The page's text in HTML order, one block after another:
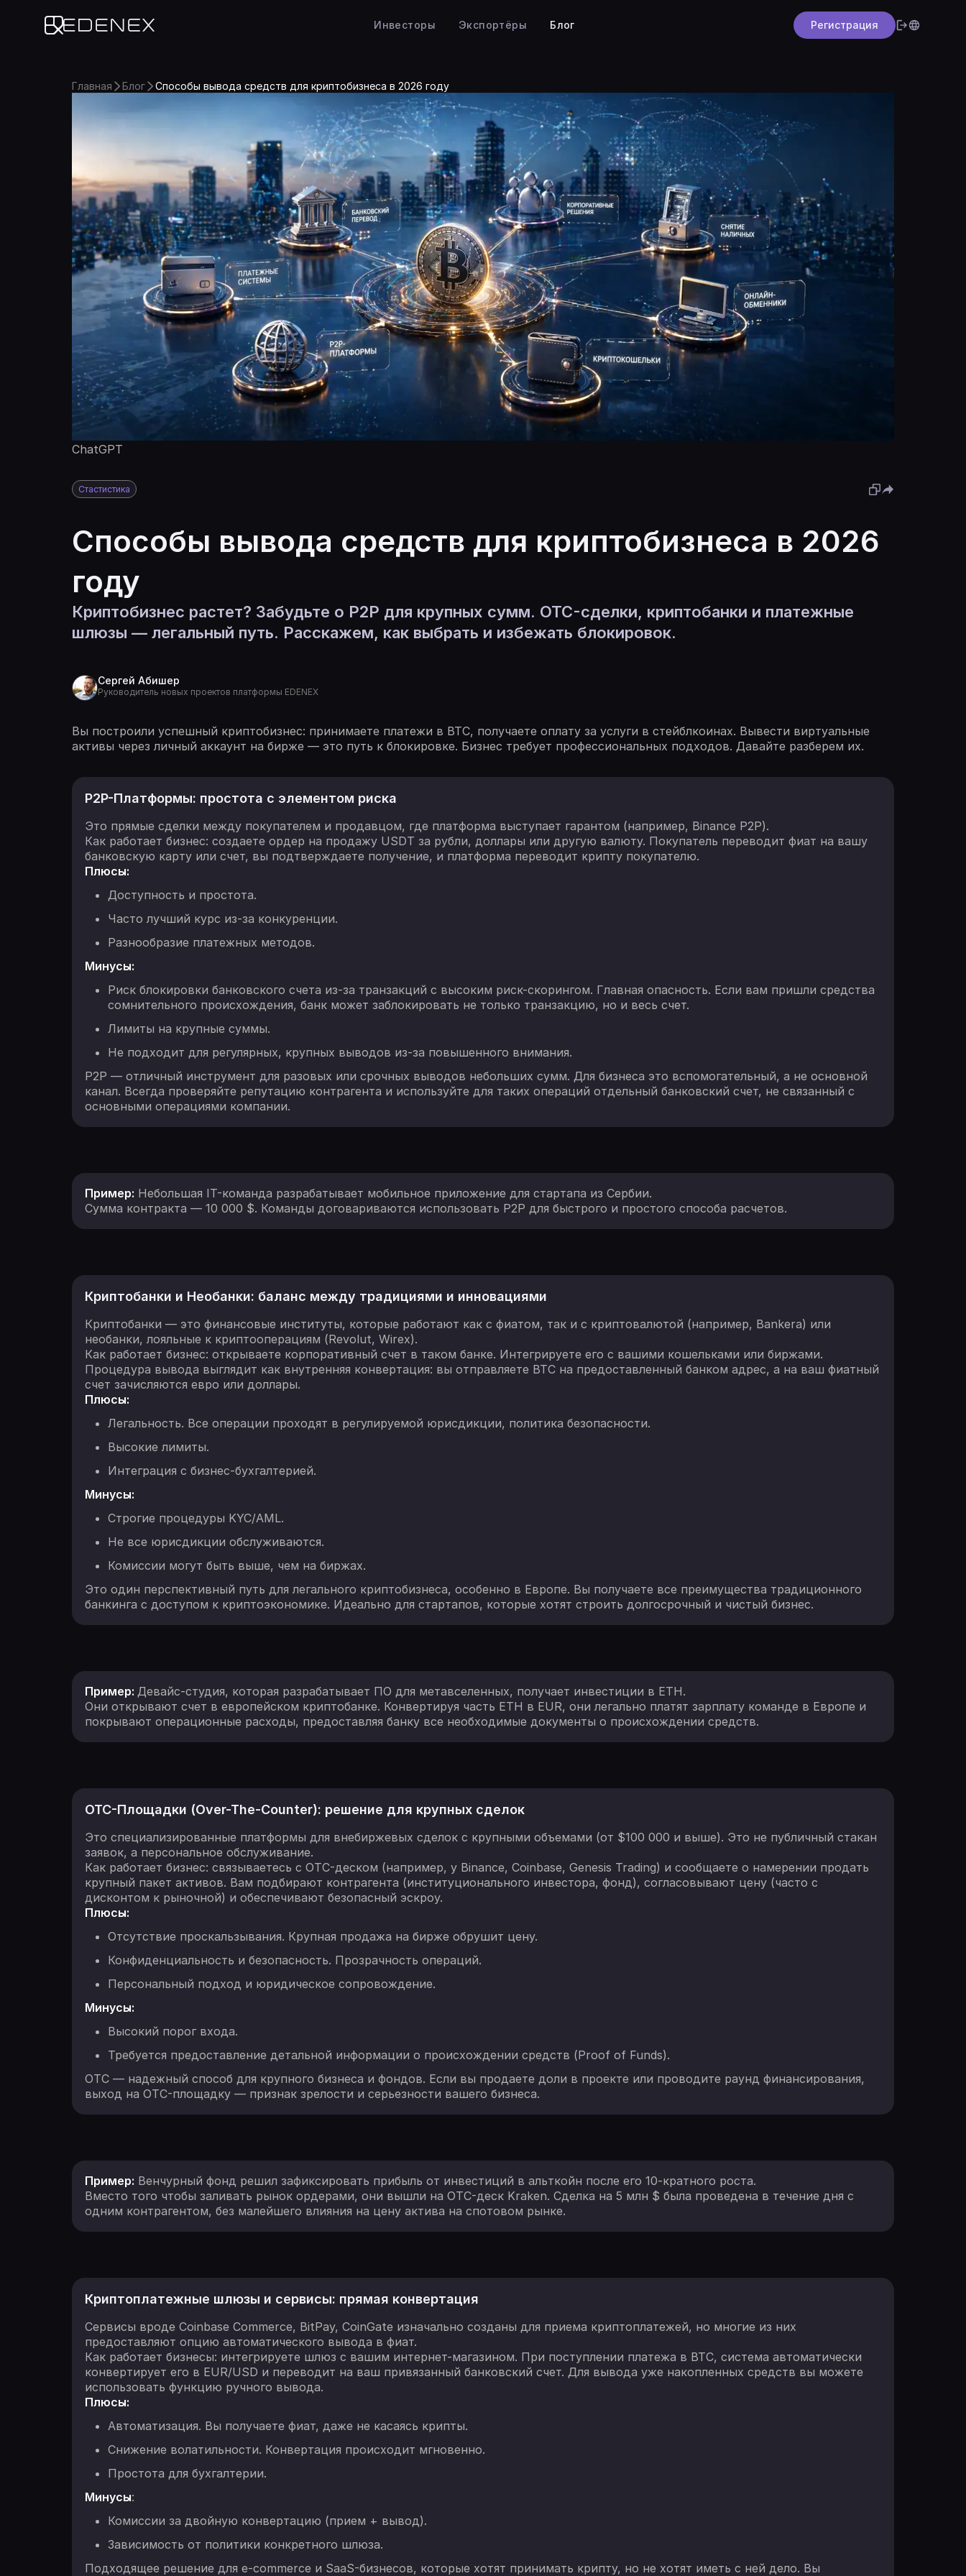
Edenex Инвесторы Экспортёры Блог Регистрация
Главная Блог Способы вывода средств для криптобизнеса в 2026 году
ChatGPT
Стастистика
Способы вывода средств для криптобизнеса в 2026
году
Криптобизнес растет? Забудьте о P2P для крупных сумм. OTC-сделки, криптобанки и платежные
шлюзы — легальный путь. Расскажем, как выбрать и избежать блокировок.
Сергей Абишер
Руководитель новых проектов платформы EDENEX
Вы построили успешный криптобизнес: принимаете платежи в BTC, получаете оплату за услуги в стейблкоинах. Вывести виртуальные
активы через личный аккаунт на бирже — это путь к блокировке. Бизнес требует профессиональных подходов. Давайте разберем их.
P2P-Платформы: простота с элементом риска
Это прямые сделки между покупателем и продавцом, где платформа выступает гарантом (например, Binance P2P).
Как работает бизнес: создаете ордер на продажу USDT за рубли, доллары или другую валюту. Покупатель переводит фиат на вашу
банковскую карту или счет, вы подтверждаете получение, и платформа переводит крипту покупателю.
Плюсы:
Доступность и простота.
Часто лучший курс из-за конкуренции.
Разнообразие платежных методов.
Минусы:
Риск блокировки банковского счета из-за транзакций с высоким риск-скорингом. Главная опасность. Если вам пришли средства
сомнительного происхождения, банк может заблокировать не только транзакцию, но и весь счет.
Лимиты на крупные суммы.
Не подходит для регулярных, крупных выводов из-за повышенного внимания.
P2P — отличный инструмент для разовых или срочных выводов небольших сумм. Для бизнеса это вспомогательный, а не основной
канал. Всегда проверяйте репутацию контрагента и используйте для таких операций отдельный банковский счет, не связанный с
основными операциями компании.
Пример: Небольшая IT-команда разрабатывает мобильное приложение для стартапа из Сербии.
Сумма контракта — 10 000 $. Команды договариваются использовать P2P для быстрого и простого способа расчетов.
Криптобанки и Необанки: баланс между традициями и инновациями
Криптобанки — это финансовые институты, которые работают как с фиатом, так и с криптовалютой (например, Bankera) или
необанки, лояльные к криптооперациям (Revolut, Wirex).
Как работает бизнес: открываете корпоративный счет в таком банке. Интегрируете его с вашими кошельками или биржами.
Процедура вывода выглядит как внутренняя конвертация: вы отправляете BTC на предоставленный банком адрес, а на ваш фиатный
счет зачисляются евро или доллары.
Плюсы:
Легальность. Все операции проходят в регулируемой юрисдикции, политика безопасности.
Высокие лимиты.
Интеграция с бизнес-бухгалтерией.
Минусы:
Строгие процедуры KYC/AML.
Не все юрисдикции обслуживаются.
Комиссии могут быть выше, чем на биржах.
Это один перспективный путь для легального криптобизнеса, особенно в Европе. Вы получаете все преимущества традиционного
банкинга с доступом к криптоэкономике. Идеально для стартапов, которые хотят строить долгосрочный и чистый бизнес.
Пример: Девайс-студия, которая разрабатывает ПО для метавселенных, получает инвестиции в ETH.
Они открывают счет в европейском криптобанке. Конвертируя часть ETH в EUR, они легально платят зарплату команде в Европе и
покрывают операционные расходы, предоставляя банку все необходимые документы о происхождении средств.
OTC-Площадки (Over-The-Counter): решение для крупных сделок
Это специализированные платформы для внебиржевых сделок с крупными объемами (от $100 000 и выше). Это не публичный стакан
заявок, а персональное обслуживание.
Как работает бизнес: связываетесь с OTC-деском (например, у Binance, Coinbase, Genesis Trading) и сообщаете о намерении продать
крупный пакет активов. Вам подбирают контрагента (институционального инвестора, фонд), согласовывают цену (часто с
дисконтом к рыночной) и обеспечивают безопасный эскроу.
Плюсы:
Отсутствие проскальзывания. Крупная продажа на бирже обрушит цену.
Конфиденциальность и безопасность. Прозрачность операций.
Персональный подход и юридическое сопровождение.
Минусы:
Высокий порог входа.
Требуется предоставление детальной информации о происхождении средств (Proof of Funds).
OTC — надежный способ для крупного бизнеса и фондов. Если вы продаете доли в проекте или проводите раунд финансирования,
выход на OTC-площадку — признак зрелости и серьезности вашего бизнеса.
Пример: Венчурный фонд решил зафиксировать прибыль от инвестиций в альткойн после его 10-кратного роста.
Вместо того чтобы заливать рынок ордерами, они вышли на OTC-деск Kraken. Сделка на 5 млн $ была проведена в течение дня с
одним контрагентом, без малейшего влияния на цену актива на спотовом рынке.
Криптоплатежные шлюзы и сервисы: прямая конвертация
Сервисы вроде Coinbase Commerce, BitPay, CoinGate изначально созданы для приема криптоплатежей, но многие из них
предоставляют опцию автоматического вывода в фиат.
Как работает бизнесы: интегрируете шлюз с вашим интернет-магазином. При поступлении платежа в BTC, система автоматически
конвертирует его в EUR/USD и переводит на ваш привязанный банковский счет. Для вывода уже накопленных средств вы можете
использовать функцию ручного вывода.
Плюсы:
Автоматизация. Вы получаете фиат, даже не касаясь крипты.
Снижение волатильности. Конвертация происходит мгновенно.
Простота для бухгалтерии.
Минусы:
Комиссии за двойную конвертацию (прием + вывод).
Зависимость от политики конкретного шлюза.
Подходящее решение для e-commerce и SaaS-бизнесов, которые хотят принимать крипту, но не хотят иметь с ней дело. Вы